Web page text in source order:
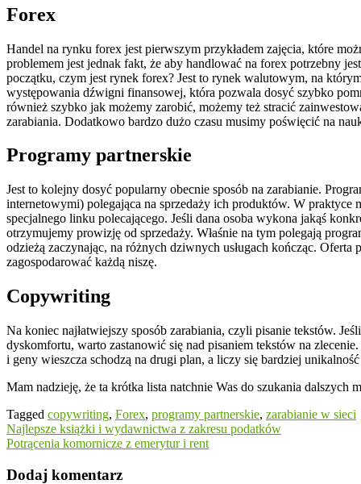
Forex
Handel na rynku forex jest pierwszym przykładem zajęcia, które
problemem jest jednak fakt, że aby handlować na forex potrzebny
początku, czym jest rynek forex? Jest to rynek walutowym, na
występowania dźwigni finansowej, która pozwala dosyć szybko
również szybko jak możemy zarobić, możemy też stracić
zarabiania. Dodatkowo bardzo dużo czasu musimy poświęcić na
Programy partnerskie
Jest to kolejny dosyć popularny obecnie sposób na zarabianie.
internetowymi) polegająca na sprzedaży ich produktów. W praktyce
specjalnego linku polecającego. Jeśli dana osoba wykona jakąś
otrzymujemy prowizję od sprzedaży. Właśnie na tym polegają
odzieżą zaczynając, na różnych dziwnych usługach kończąc.
zagospodarować każdą niszę.
Copywriting
Na koniec najłatwiejszy sposób zarabiania, czyli pisanie tekstów.
dyskomfortu, warto zastanowić się nad pisaniem tekstów na
i geny wieszcza schodzą na drugi plan, a liczy się bardziej
Mam nadzieję, że ta krótka lista natchnie Was do szukania dalszych
Tagged copywriting, Forex, programy partnerskie, zarabianie w sieci
Nawigacja
wpisu
Najlepsze książki i wydawnictwa z zakresu podatków
Potrącenia komornicze z emerytur i rent
Dodaj komentarz